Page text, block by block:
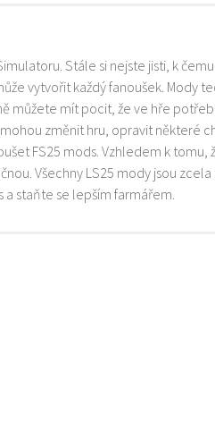
Stále si nejste jisti, k
vytvořit každý fanoušek. Mody
můžete mít pocit, že ve hře
změnit hru, opravit některé
FS25 mods. Vzhledem k
Všechny LS25 mody jsou
a staňte se lepším farmářem.